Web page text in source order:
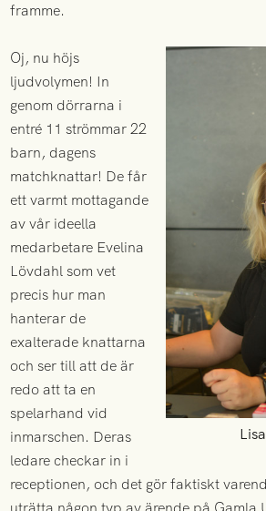
framme.
Oj, nu höjs
ljudvolymen! In
genom dörrarna i
entré 11 strömmar 22
barn, dagens
matchknattar! De får
ett varmt mottagande
av vår ideella
medarbetare Evelina
Lövdahl som vet
precis hur man
hanterar de
exalterade knattarna
och ser till att de är
redo att ta en
spelarhand vid
inmarschen. Deras
ledare checkar in i
receptionen, och det gör faktiskt